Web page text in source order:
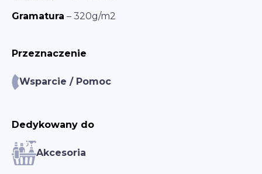
Gramatura – 320g/m2
Przeznaczenie
Wsparcie / Pomoc
Dedykowany do
Akcesoria